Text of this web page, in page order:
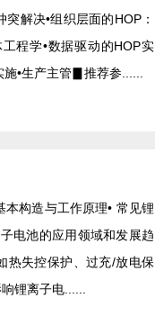
解决•组织层面的HOP：
程学•数据驱动的HOP实
•生产主管▊推荐参......
构造与工作原理• 常见锂
电池的应用领域和发展趋
热失控保护、过充/放电保
锂离子电......